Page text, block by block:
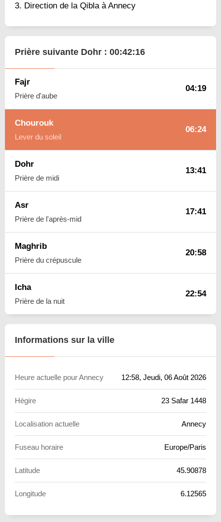
Direction de la Qibla à Annecy
Prière suivante Dohr : 00:42:15
Fajr
Prière d'aube
04:19
Chourouk
Lever du soleil
06:24
Dohr
Prière de midi
13:41
Asr
Prière de l'après-mid
17:41
Maghrib
Prière du crépuscule
20:58
Icha
Prière de la nuit
22:54
Informations sur la ville
Heure actuelle pour Annecy 12:58, Jeudi, 06 Août 2026
Hégire 23 Safar 1448
Localisation actuelle Annecy
Fuseau horaire Europe/Paris
Latitude 45.90878
Longitude 6.12565